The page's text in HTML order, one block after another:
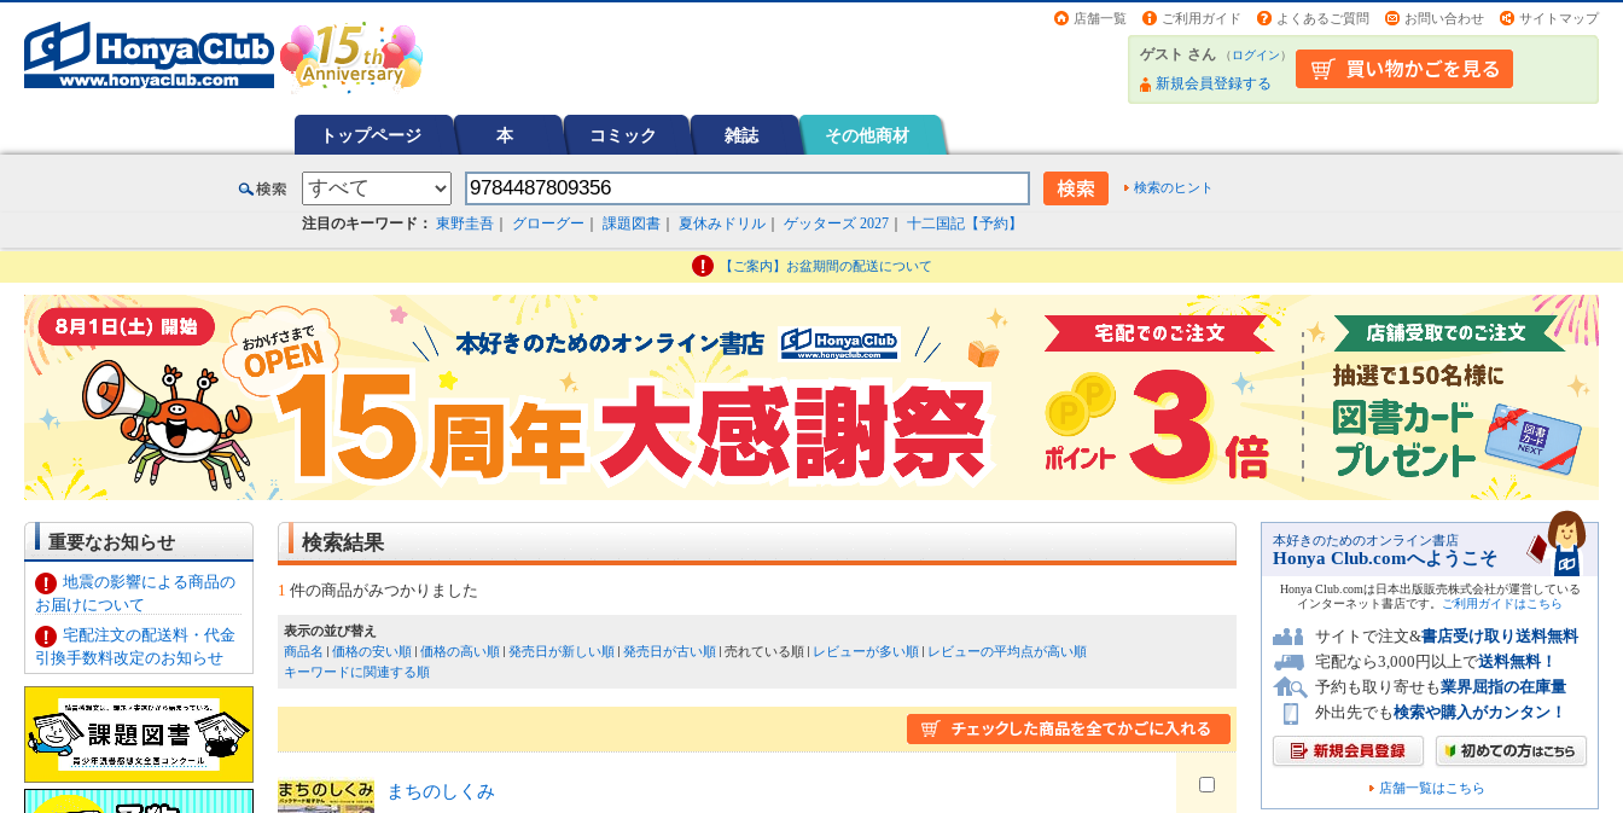
店舗一覧 ご利用ガイド よくあるご質問 お問い合わせ サイトマップ
ゲスト さん （ログイン）
新規会員登録する
トップページ 本 コミック 雑誌 その他商材
検索のヒント
注目のキーワード： 東野圭吾 グローグー 課題図書 夏休みドリル ゲッターズ 2027 十二国記【予約】
【ご案内】お盆期間の配送について
重要なお知らせ
地震の影響による商品の
お届けについて
宅配注文の配送料・代金
引換手数料改定のお知らせ
検索結果
1 件の商品がみつかりました
表示の並び替え
商品名
価格の安い順 価格の高い順 発売日が新しい順 発売日が古い順 売れている順 レビューが多い順
レビューの平均点が高い順
キーワードに関連する順
まちのしくみ
本好きのためのオンライン書店
Honya Club.comへようこそ
Honya Club.comは日本出版販売株式会社が運営している
インターネット書店です。
ご利用ガイドはこちら
サイトで注文&書店受け取り送料無料
宅配なら3,000円以上で送料無料！
予約も取り寄せも業界屈指の在庫量
外出先でも検索や購入がカンタン！
店舗一覧はこちら